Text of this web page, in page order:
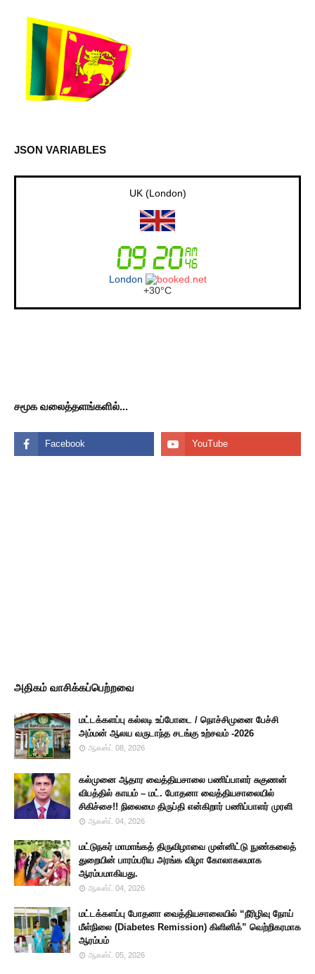
JSON VARIABLES
UK (London)
London
+30°C
சமூக வலைத்தளங்களில்...
அதிகம் வாசிக்கப்பெற்றவை
மட்டக்களப்பு கல்லடி உப்போடை / நொச்சிமுனை பேச்சி
அம்மன் ஆலய வருடாந்த சடங்கு உற்சவம் -2026
ஆகஸ்ட் 08, 2026
கல்முனை ஆதார வைத்தியசாலை பணிப்பாளர் சுகுணன்
விபத்தில் காயம் – மட். போதனா வைத்தியசாலையில்
சிகிச்சை!! நிலைமை திருப்தி என்கிறார் பணிப்பாளர் முரளி
ஆகஸ்ட் 04, 2026
மட்டுநகர் மாமாங்கத் திருவிழாவை முன்னிட்டு நுண்கலைத்
துறையின் பாரம்பரிய அரங்க விழா கோலாகலமாக
ஆரம்பமாகியது.
ஆகஸ்ட் 04, 2026
மட்டக்களப்பு போதனா வைத்தியசாலையில் “நீரிழிவு நோய்
மீள்நிலை (Diabetes Remission) கிளினிக்” வெற்றிகரமாக
ஆரம்பம்
ஆகஸ்ட் 05, 2026